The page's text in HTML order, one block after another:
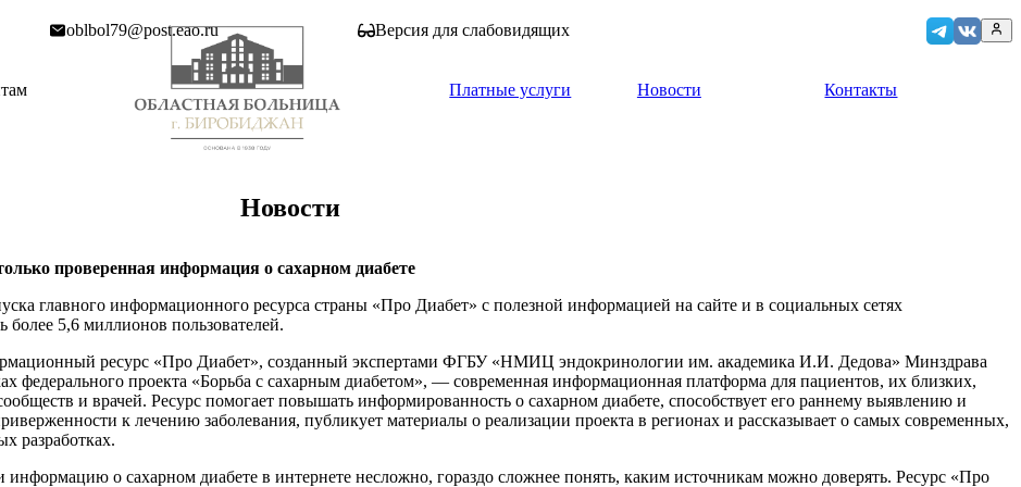
oblbol79@post.eao.ru Версия для слабовидящих
Платные услуги Новости Контакты
Новости
проверенная информация о сахарном диабете
главного информационного ресурса страны «Про Диабет» с полезной информацией на сайте и в социальных сетях
более 5,6 миллионов пользователей.
ресурс «Про Диабет», созданный экспертами ФГБУ «НМИЦ эндокринологии им. академика И.И. Дедова» Минздрава
федерального проекта «Борьба с сахарным диабетом», — современная информационная платформа для пациентов, их близких,
и врачей. Ресурс помогает повышать информированность о сахарном диабете, способствует его раннему выявлению и
к лечению заболевания, публикует материалы о реализации проекта в регионах и рассказывает о самых современных,
разработках.
информацию о сахарном диабете в интернете несложно, гораздо сложнее понять, каким источникам можно доверять. Ресурс «Про